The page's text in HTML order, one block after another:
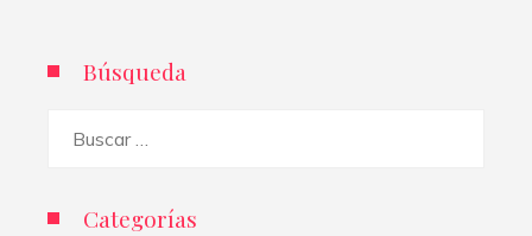
Búsqueda
Categorías